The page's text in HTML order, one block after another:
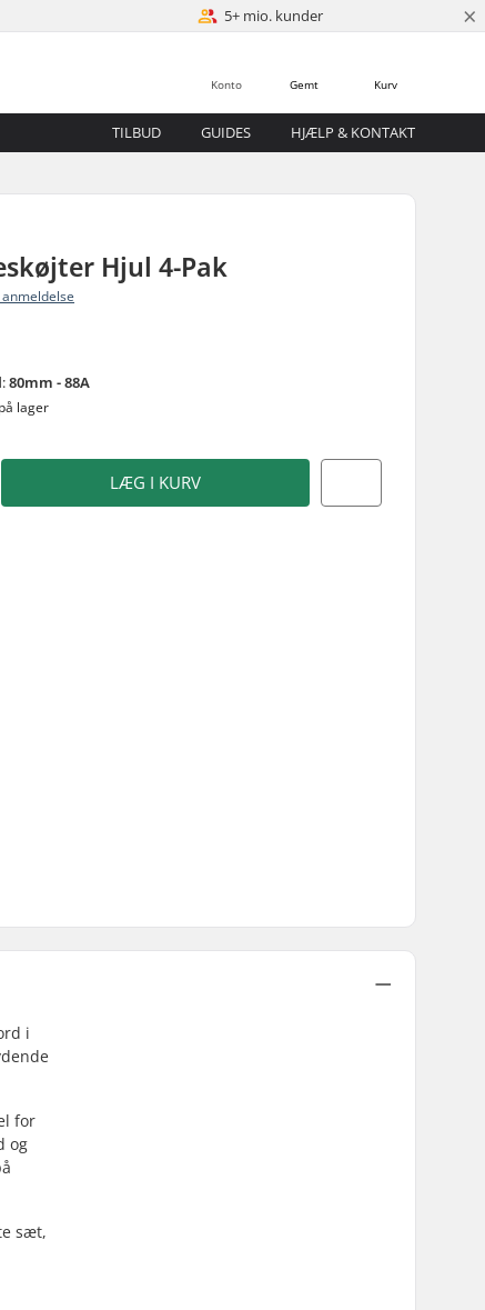
5+ mio. kunder ×
Kurv
Gemt
Konto
TILBUD GUIDES HJÆLP & KONTAKT
Hjul 4-Pak
80mm - 88A
lager
LÆG I KURV
i
for
og
sæt,